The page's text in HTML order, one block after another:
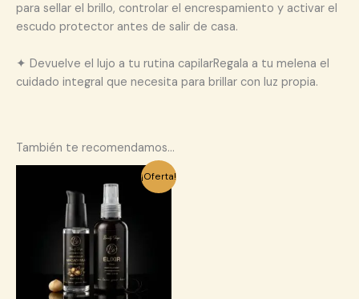
para sellar el brillo, controlar el encrespamiento y activar el
escudo protector antes de salir de casa.
✦ Devuelve el lujo a tu rutina capilarRegala a tu melena el
cuidado integral que necesita para brillar con luz propia.
También te recomendamos…
¡Oferta!
precio
original
era:
129,00 €.
El
precio